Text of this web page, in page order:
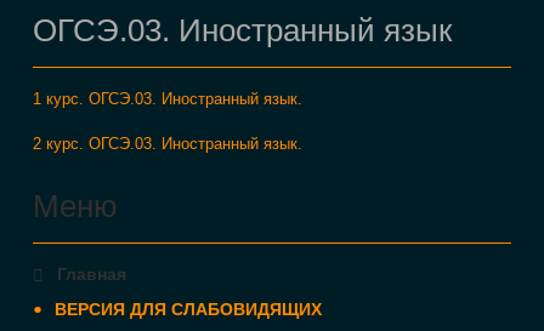
ОГСЭ.03. Иностранный язык
1 курс. ОГСЭ.03. Иностранный язык.
2 курс. ОГСЭ.03. Иностранный язык.
Меню
Главная
ВЕРСИЯ ДЛЯ СЛАБОВИДЯЩИХ